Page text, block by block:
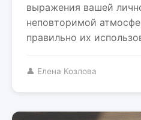
выражения вашей
неповторимой
правильно их
👤 Елена Козлова